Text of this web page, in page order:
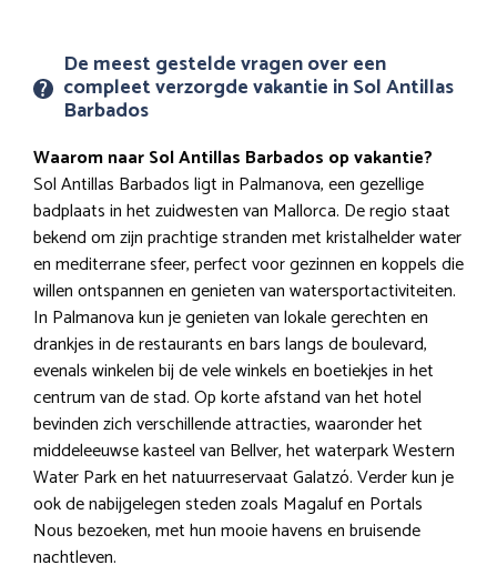
De meest gestelde vragen over een
compleet verzorgde vakantie in Sol Antillas
Barbados
Waarom naar Sol Antillas Barbados op vakantie?
Sol Antillas Barbados ligt in Palmanova, een gezellige
badplaats in het zuidwesten van Mallorca. De regio staat
bekend om zijn prachtige stranden met kristalhelder water
en mediterrane sfeer, perfect voor gezinnen en koppels die
willen ontspannen en genieten van watersportactiviteiten.
In Palmanova kun je genieten van lokale gerechten en
drankjes in de restaurants en bars langs de boulevard,
evenals winkelen bij de vele winkels en boetiekjes in het
centrum van de stad. Op korte afstand van het hotel
bevinden zich verschillende attracties, waaronder het
middeleeuwse kasteel van Bellver, het waterpark Western
Water Park en het natuurreservaat Galatzó. Verder kun je
ook de nabijgelegen steden zoals Magaluf en Portals
Nous bezoeken, met hun mooie havens en bruisende
nachtleven.